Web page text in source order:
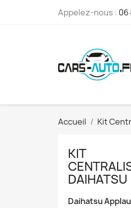
Appelez-nous : 06
Accueil Kit
KIT
DAIHATSU
Daihatsu